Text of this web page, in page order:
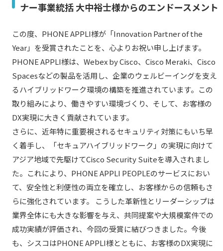
ナー事業統括 大中裕士様からのエンドースメント
この度、PHONE APPLI様が「Innovation Partner of the
Year」を受賞されたことを、心よりお祝い申し上げます。
PHONE APPLI様は、Webex by Cisco、Cisco Meraki、Cisco
Spacesなどの製品を活用し、企業のウェルビーイングを支え
るハイブリッドワーク環境の構築を推進されています。この
取り組みにより、働きやすい環境づくり、そして、お客様の
DX実現に大きく貢献されています。
さらに、近年特に重要視されるセキュリティ対策にもいち早
く着手し、「セキュアハイブリッドワーク」の実現に向けて
アジア地域で先駆けてCisco Security Suiteを導入されまし
た。これにより、PHONE APPLI PEOPLEのサービスにおい
て、安全性と利便性の両立を確立し、お客様からの信頼もさ
らに強化されています。 こうした革新性とリーダーシップは
業界全体にも大きな影響を与え、共同提案や大規模案件での
成功実績が評価され、今回の受賞に結びつきました。今後
も、シスコはPHONE APPLI様とともに、お客様のDX実現に